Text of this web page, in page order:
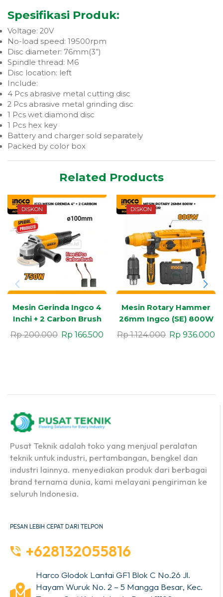
Spesifikasi Produk:
Voltage: 20V
No-load speed: 19500rpm
Disc diameter: 76mm(3”)
Spindle thread: M6
Disc location: left
Include:
4 Pcs abrasive metal cutting disc
2 Pcs abrasive metal grinding disc
1 Pcs wet diamond disc
1 Pcs hex key
Battery and charger sold separately
Packed by color box
Related Products
DISKON
Mesin Gerinda Ingco 4
Inchi + 2 Carbon Brush
Power Tools Tangguh
Serbaguna
Rp200.000 Rp 166.500
DISKON
Mesin Rotary Hammer
26mm Ingco (SE) 800W
+ Adaptor
Rp1.124.000 Rp 936.000
Pusat Teknik adalah toko yang menjual peralatan
teknik untuk industri, pertambangan, bengkel dan
industri lainnya. menyediakan produk dari berbagai
brand ternama dunia, kami melayani pengiriman ke
seluruh Indonesia.
PESAN LEBIH CEPAT DARI TELPON
+628132055816
Harco Glodok Lantai GF1 Blok C No.26 Jl.
Hayam Wuruk No. 2 – 5 Mangga Besar, Kec.